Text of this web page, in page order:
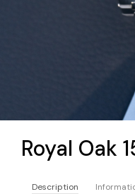
Royal Oak
Description